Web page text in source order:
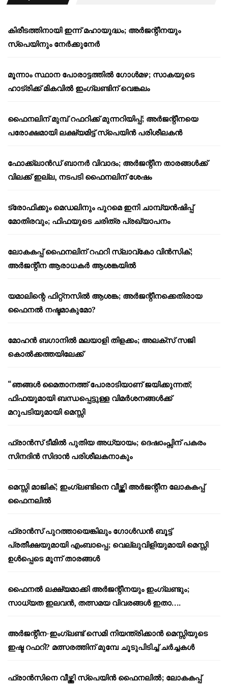
കിരീടത്തിനായി ഇന്ന് മഹായുദ്ധം; അർജന്റീനയും
സ്പെയിനും നേർക്കുനേർ
മൂന്നാം സ്ഥാന പോരാട്ടത്തിൽ ഗോൾമഴ; സാകയുടെ
ഹാട്രിക്ക് മികവിൽ ഇംഗ്ലണ്ടിന് വെങ്കലം
ഫൈനലിന് മുമ്പ് റഫറിക്ക് മുന്നറിയിപ്പ്; അർജന്റീനയെ
പരോക്ഷമായി ലക്ഷ്യമിട്ട് സ്പെയിൻ പരിശീലകൻ
ഫോക്ക്‌ലാൻഡ് ബാനർ വിവാദം; അർജന്റീന താരങ്ങൾക്ക്
വിലക്ക് ഇല്ല, നടപടി ഫൈനലിന് ശേഷം
ട്രോഫിക്കും മെഡലിനും പുറമെ ഇനി ചാമ്പ്യൻഷിപ്പ്
മോതിരവും; ഫിഫയുടെ ചരിത്ര പ്രഖ്യാപനം
ലോകകപ്പ് ഫൈനലിന് റഫറി സ്ലാവ്‌കോ വിൻസിക്;
അർജന്റീന ആരാധകർ ആശങ്കയിൽ
യമാലിന്റെ ഫിറ്റ്നസിൽ ആശങ്ക; അർജന്റീനക്കെതിരായ
ഫൈനൽ നഷ്ടമാകുമോ?
മോഹൻ ബഗാനിൽ മലയാളി തിളക്കം; അലക്സ് സജി
കൊൽക്കത്തയിലേക്ക്
“ഞങ്ങൾ മൈതാനത്ത് പോരാടിയാണ് ജയിക്കുന്നത്;
ഫിഫയുമായി ബന്ധപ്പെട്ടുള്ള വിമർശനങ്ങൾക്ക്
മറുപടിയുമായി മെസ്സി
ഫ്രാൻസ് ടീമിൽ പുതിയ അധ്യായം; ദെഷാംപ്സിന് പകരം
സിനദിൻ സിദാൻ പരിശീലകനാകും
മെസ്സി മാജിക്; ഇംഗ്ലണ്ടിനെ വീഴ്ത്തി അർജന്റീന ലോകകപ്പ്
ഫൈനലിൽ
ഫ്രാൻസ് പുറത്തായെങ്കിലും ഗോൾഡൻ ബൂട്ട്
പ്രതീക്ഷയുമായി എംബാപ്പെ; വെല്ലുവിളിയുമായി മെസ്സി
ഉൾപ്പെടെ മൂന്ന് താരങ്ങൾ
ഫൈനൽ ലക്ഷ്യമാക്കി അർജന്റീനയും ഇംഗ്ലണ്ടും;
സാധ്യത ഇലവൻ, തത്സമയ വിവരങ്ങൾ ഇതാ….
അർജന്റീന-ഇംഗ്ലണ്ട് സെമി നിയന്ത്രിക്കാൻ മെസ്സിയുടെ
ഇഷ്ട റഫറി? മത്സരത്തിന് മുമ്പേ ചൂടുപിടിച്ച് ചർച്ചകൾ
ഫ്രാൻസിനെ വീഴ്ത്തി സ്പെയിൻ ഫൈനലിൽ; ലോകകപ്പ്